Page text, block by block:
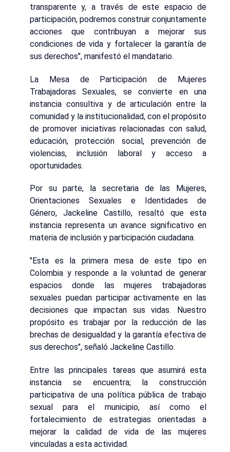
transparente y, a través de este espacio de
participación, podremos construir conjuntamente
acciones que contribuyan a mejorar sus
condiciones de vida y fortalecer la garantía de
sus derechos", manifestó el mandatario.
La Mesa de Participación de Mujeres
Trabajadoras Sexuales, se convierte en una
instancia consultiva y de articulación entre la
comunidad y la institucionalidad, con el propósito
de promover iniciativas relacionadas con salud,
educación, protección social, prevención de
violencias, inclusión laboral y acceso a
oportunidades.
Por su parte, la secretaria de las Mujeres,
Orientaciones Sexuales e Identidades de
Género, Jackeline Castillo, resaltó que esta
instancia representa un avance significativo en
materia de inclusión y participación ciudadana.
"Esta es la primera mesa de este tipo en
Colombia y responde a la voluntad de generar
espacios donde las mujeres trabajadoras
sexuales puedan participar activamente en las
decisiones que impactan sus vidas. Nuestro
propósito es trabajar por la reducción de las
brechas de desigualdad y la garantía efectiva de
sus derechos", señaló Jackeline Castillo.
Entre las principales tareas que asumirá esta
instancia se encuentra; la construcción
participativa de una política pública de trabajo
sexual para el municipio, así como el
fortalecimiento de estrategias orientadas a
mejorar la calidad de vida de las mujeres
vinculadas a esta actividad.